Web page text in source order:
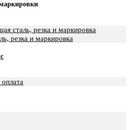
сталь, резка и маркировка
резка и маркировка